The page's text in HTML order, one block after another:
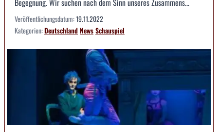
Begegnung. Wir suchen nach dem Sinn unseres Zusammens...
Veröffentlichungsdatum:19.11.2022
Kategorien:DeutschlandNewsSchauspiel